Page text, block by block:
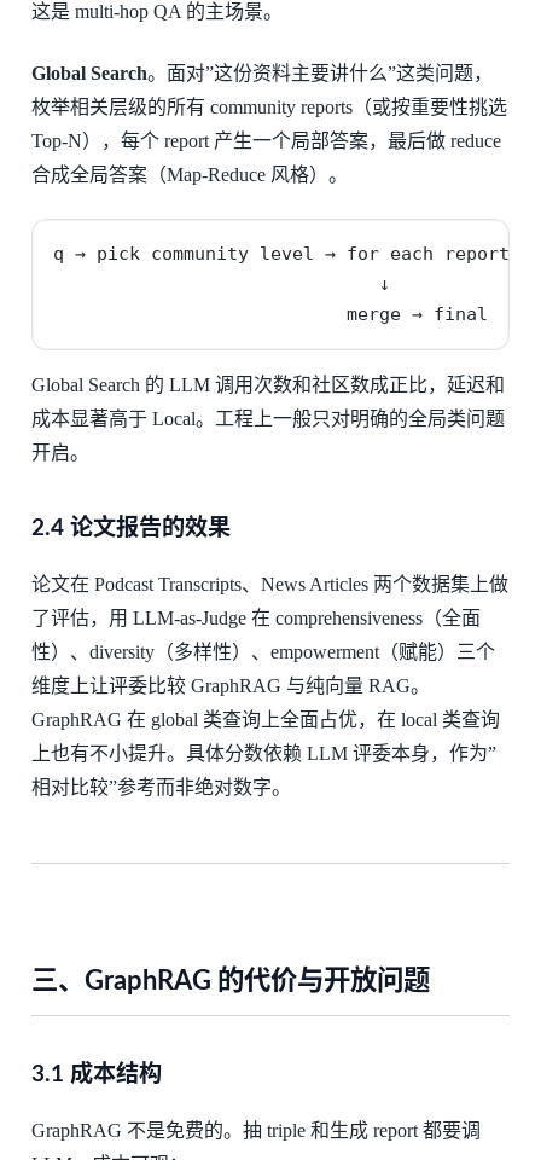
这是 multi-hop QA 的主场景。
Global Search。面对”这份资料主要讲什么”这类问题，
枚举相关层级的所有 community reports（或按重要性挑选
Top-N），每个 report 产生一个局部答案，最后做 reduce
合成全局答案（Map-Reduce 风格）。
q → pick community level → for each report:
                              ↓
                           merge → final
Global Search 的 LLM 调用次数和社区数成正比，延迟和
成本显著高于 Local。工程上一般只对明确的全局类问题
开启。
2.4 论文报告的效果
论文在 Podcast Transcripts、News Articles 两个数据集上做
了评估，用 LLM-as-Judge 在 comprehensiveness（全面
性）、diversity（多样性）、empowerment（赋能）三个
维度上让评委比较 GraphRAG 与纯向量 RAG。
GraphRAG 在 global 类查询上全面占优，在 local 类查询
上也有不小提升。具体分数依赖 LLM 评委本身，作为”
相对比较”参考而非绝对数字。
三、GraphRAG 的代价与开放问题
3.1 成本结构
GraphRAG 不是免费的。抽 triple 和生成 report 都要调